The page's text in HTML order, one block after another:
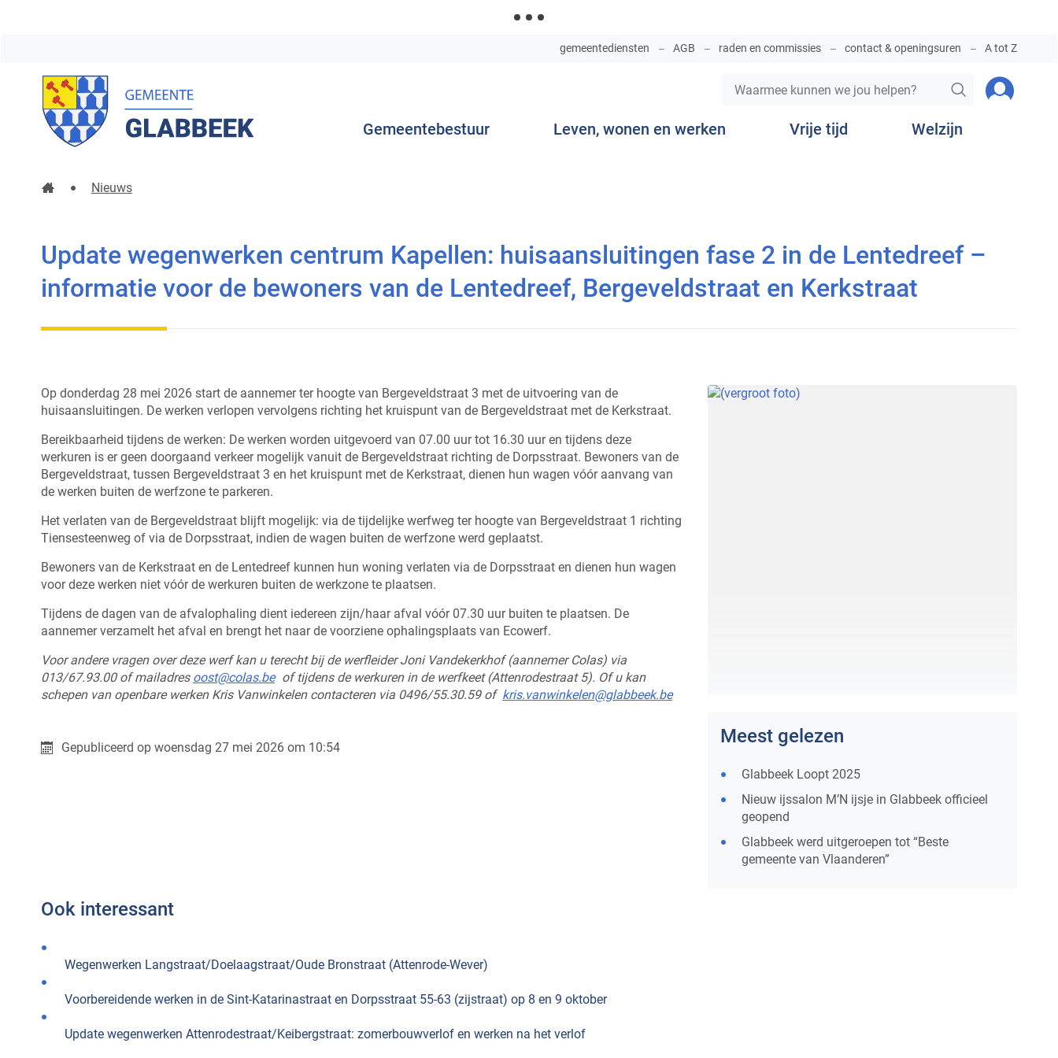
Gemeente
Glabbeek
Waarmee
kunnen
jou
ZOEKEN
Gemeentebestuur Leven, wonen en werken Vrije tijd Welzijn
gemeentediensten AGB raden en commissies contact & openingsuren A tot Z
Startpagina
Nieuws
Update wegenwerken centrum Kapellen: huisaansluitingen fase 2 in de Lentedreef –
informatie voor de bewoners van de Lentedreef, Bergeveldstraat en Kerkstraat
Op donderdag 28 mei 2026 start de aannemer ter hoogte van Bergeveldstraat 3 met de uitvoering van de
huisaansluitingen. De werken verlopen vervolgens richting het kruispunt van de Bergeveldstraat met de Kerkstraat.
Bereikbaarheid tijdens de werken: De werken worden uitgevoerd van 07.00 uur tot 16.30 uur en tijdens deze
werkuren is er geen doorgaand verkeer mogelijk vanuit de Bergeveldstraat richting de Dorpsstraat. Bewoners van de
Bergeveldstraat, tussen Bergeveldstraat 3 en het kruispunt met de Kerkstraat, dienen hun wagen vóór aanvang van
de werken buiten de werfzone te parkeren.
Het verlaten van de Bergeveldstraat blijft mogelijk: via de tijdelijke werfweg ter hoogte van Bergeveldstraat 1 richting
Tiensesteenweg of via de Dorpsstraat, indien de wagen buiten de werfzone werd geplaatst.
Bewoners van de Kerkstraat en de Lentedreef kunnen hun woning verlaten via de Dorpsstraat en dienen hun wagen
voor deze werken niet vóór de werkuren buiten de werkzone te plaatsen.
Tijdens de dagen van de afvalophaling dient iedereen zijn/haar afval vóór 07.30 uur buiten te plaatsen. De
aannemer verzamelt het afval en brengt het naar de voorziene ophalingsplaats van Ecowerf.
Voor andere vragen over deze werf kan u terecht bij de werfleider Joni Vandekerkhof (aannemer Colas) via
013/67.93.00 of mailadres oost@colas.be of tijdens de werkuren in de werfkeet (Attenrodestraat 5). Of u kan
schepen van openbare werken Kris Vanwinkelen contacteren via 0496/55.30.59 of kris.vanwinkelen@glabbeek.be
Gepubliceerd op woensdag 27 mei 2026 om 10:54
Meest gelezen
Glabbeek Loopt 2025
Nieuw ijssalon M’N ijsje in Glabbeek officieel
geopend
Glabbeek werd uitgeroepen tot “Beste
gemeente van Vlaanderen”
Ook interessant
Wegenwerken Langstraat/Doelaagstraat/Oude Bronstraat (Attenrode-Wever)
Voorbereidende werken in de Sint-Katarinastraat en Dorpsstraat 55-63 (zijstraat) op 8 en 9 oktober
Update wegenwerken Attenrodestraat/Keibergstraat: zomerbouwverlof en werken na het verlof